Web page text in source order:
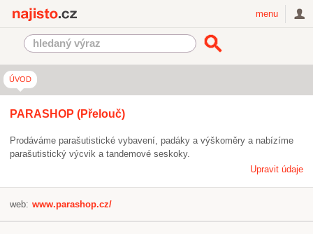
menu
ÚVOD
PARASHOP (Přelouč)
Prodáváme parašutistické vybavení, padáky a výškoměry a nabízíme
parašutistický výcvik a tandemové seskoky.
Upravit údaje
web: www.parashop.cz/